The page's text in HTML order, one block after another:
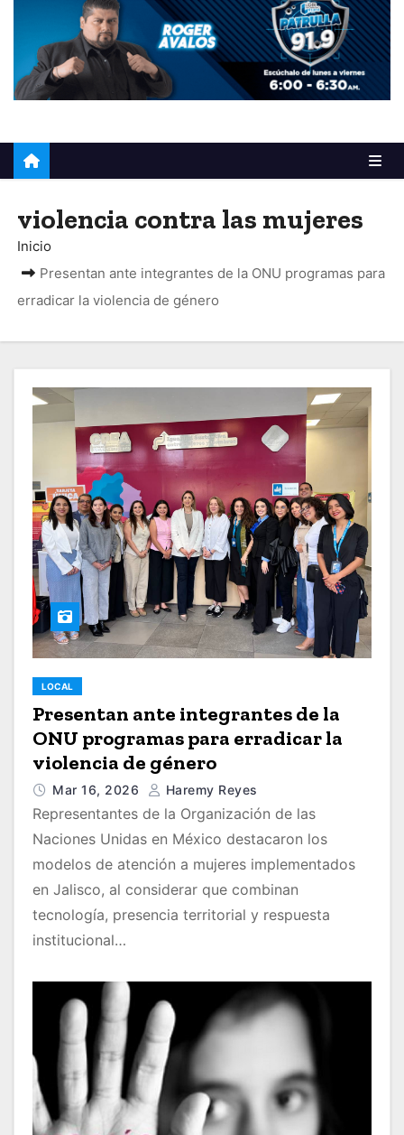
violencia contra las mujeres
Inicio
Presentan ante integrantes de la ONU programas para
erradicar la violencia de género
LOCAL
Presentan ante integrantes de la
ONU programas para erradicar la
violencia de género
Mar 16, 2026 Haremy Reyes
Representantes de la Organización de las
Naciones Unidas en México destacaron los
modelos de atención a mujeres implementados
en Jalisco, al considerar que combinan
tecnología, presencia territorial y respuesta
institucional…